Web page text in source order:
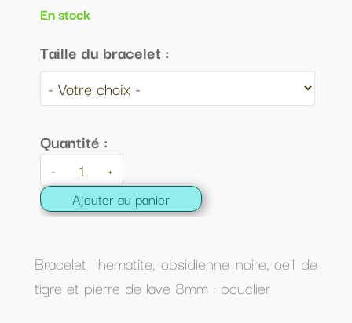
En stock
Taille du bracelet :
Quantité :
- +
Ajouter au panier
Bracelet hematite, obsidienne noire, oeil de
tigre et pierre de lave 8mm : bouclier